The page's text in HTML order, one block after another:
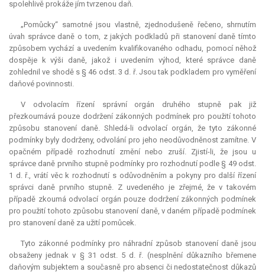
spolehlivě prokáže jím tvrzenou daň.
„Pomůcky“ samotné jsou vlastně, zjednodušeně řečeno, shrnutím
úvah správce daně o tom, z jakých podkladů při stanovení daně tímto
způsobem vychází a uvedením kvalifikovaného odhadu, pomocí něhož
dospěje k výši daně, jakož i uvedením výhod, které správce daně
zohlednil ve shodě s § 46 odst. 3 d. ř. Jsou tak podkladem pro vyměření
daňové povinnosti.
V odvolacím řízení správní orgán druhého stupně pak již
přezkoumává pouze dodržení zákonných podmínek pro použití tohoto
způsobu stanovení daně. Shledá-li odvolací orgán, že tyto zákonné
podmínky byly dodrženy, odvolání pro jeho neodůvodněnost zamítne. V
opačném případě rozhodnutí změní nebo zruší. Zjistí-li, že jsou u
správce daně prvního stupně podmínky pro rozhodnutí podle § 49 odst.
1 d. ř., vrátí věc k rozhodnutí s odůvodněním a pokyny pro další řízení
správci daně prvního stupně. Z uvedeného je zřejmé, že v takovém
případě zkoumá odvolací orgán pouze dodržení zákonných podmínek
pro použití tohoto způsobu stanovení daně, v daném případě podmínek
pro stanovení daně za užití pomůcek.
Tyto zákonné podmínky pro náhradní způsob stanovení daně jsou
obsaženy jednak v § 31 odst. 5 d. ř. (nesplnění důkazního břemene
daňovým subjektem a současně pro absenci či nedostatečnost důkazů